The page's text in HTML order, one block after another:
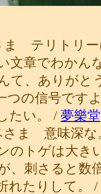
ま テリトリー
文章でわかん
て、ありがと
つの信号です
たい。 / 夢樂堂
さま 意味深な
のトゲは大き
、刺さると数
れたりして。 /